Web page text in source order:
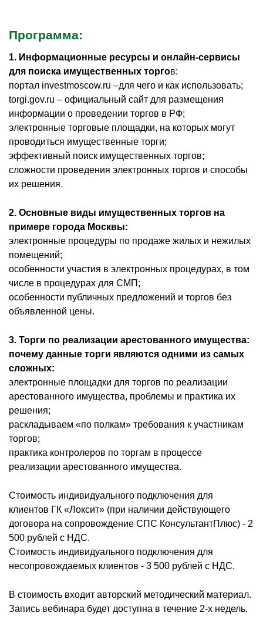
Программа:
1. Информационные ресурсы и онлайн-сервисы
для поиска имущественных торгов:
портал investmoscow.ru –для чего и как использовать;
torgi.gov.ru – официальный сайт для размещения
информации о проведении торгов в РФ;
электронные торговые площадки, на которых могут
проводиться имущественные торги;
эффективный поиск имущественных торгов;
сложности проведения электронных торгов и способы
их решения.
2. Основные виды имущественных торгов на
примере города Москвы:
электронные процедуры по продаже жилых и нежилых
помещений;
особенности участия в электронных процедурах, в том
числе в процедурах для СМП;
особенности публичных предложений и торгов без
объявленной цены.
3. Торги по реализации арестованного имущества:
почему данные торги являются одними из самых
сложных:
электронные площадки для торгов по реализации
арестованного имущества, проблемы и практика их
решения;
раскладываем «по полкам» требования к участникам
торгов;
практика контролеров по торгам в процессе
реализации арестованного имущества.
Стоимость индивидуального подключения для
клиентов ГК «Локсит» (при наличии действующего
договора на сопровождение СПС КонсультантПлюс) - 2
500 рублей с НДС.
Стоимость индивидуального подключения для
несопровождаемых клиентов - 3 500 рублей с НДС.
В стоимость входит авторский методический материал.
Запись вебинара будет доступна в течение 2-х недель.